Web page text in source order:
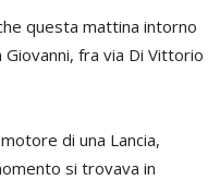
questa mattina intorno
fra via Di Vittorio
di una Lancia,
si trovava in